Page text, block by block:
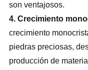
son ventajosos.
4. Crecimiento
crecimiento
piedras preciosas,
producción de